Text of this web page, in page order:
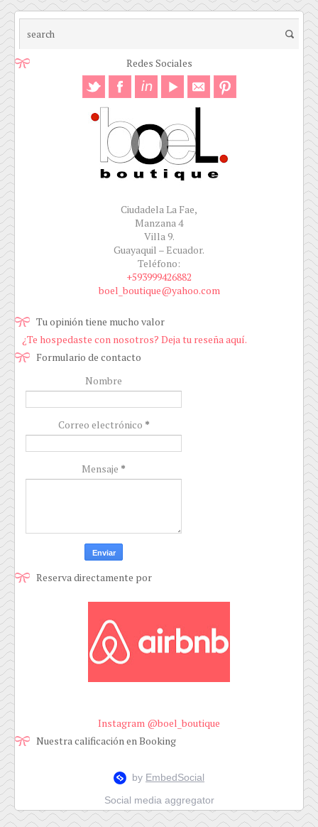
Redes Sociales
Ciudadela La Fae,
Manzana 4
Villa 9.
Guayaquil – Ecuador.
Teléfono:
+593999426882
boel_boutique@yahoo.com
Tu opinión tiene mucho valor
¿Te hospedaste con nosotros? Deja tu reseña aquí.
Formulario de contacto
Nombre
Correo electrónico *
Mensaje *
Reserva directamente por
Instagram @boel_boutique
Nuestra calificación en Booking
Social media aggregator